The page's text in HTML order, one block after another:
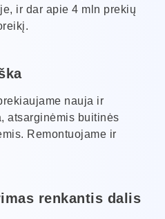
ir dar apie 4 mln prekių
nauja ir
atsarginėmis buitinės
Remontuojame ir
renkantis dalis